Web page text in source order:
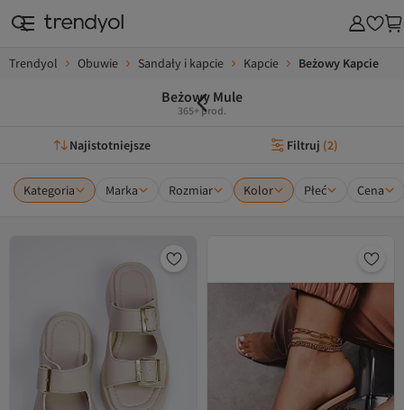
Trendyol Obuwie Sandały i kapcie Kapcie Beżowy Kapcie
Beżowy Mule
365+ prod.
Najistotniejsze Filtruj (2)
Kategoria Marka Rozmiar Kolor Płeć Cena